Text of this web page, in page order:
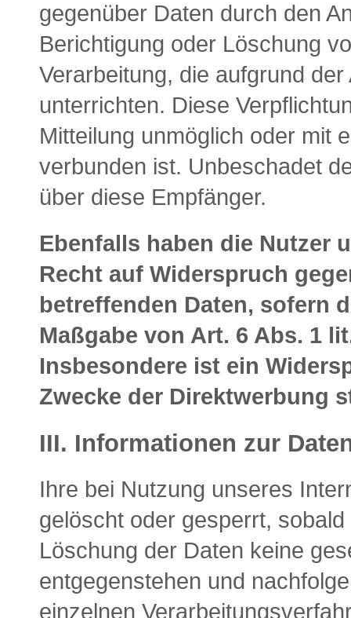
gegenüber Daten durch den
Berichtigung oder Löschung
Verarbeitung, die aufgrund
unterrichten. Diese
Mitteilung unmöglich oder mit
verbunden ist. Unbeschadet
über diese Empfänger.
Ebenfalls haben die Nutzer
Recht auf Widerspruch
betreffenden Daten, sofern
Maßgabe von Art. 6 Abs. 1
Insbesondere ist ein
Zwecke der Direktwerbung
III. Informationen zur
Ihre bei Nutzung unseres
gelöscht oder gesperrt,
Löschung der Daten keine
entgegenstehen und
einzelnen